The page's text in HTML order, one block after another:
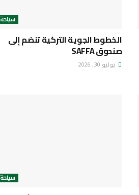
سياحة
الخطوط الجوية التركية تنضم إلى
صندوق SAFFA
يوليو 30, 2026
سياحة